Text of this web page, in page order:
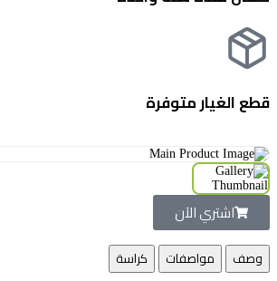
قطع الغيار متوفرة
اشتري الآن
وصف مواصفات كراسة